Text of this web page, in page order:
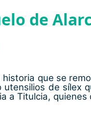
de
que se
de sílex
a Titulcia,